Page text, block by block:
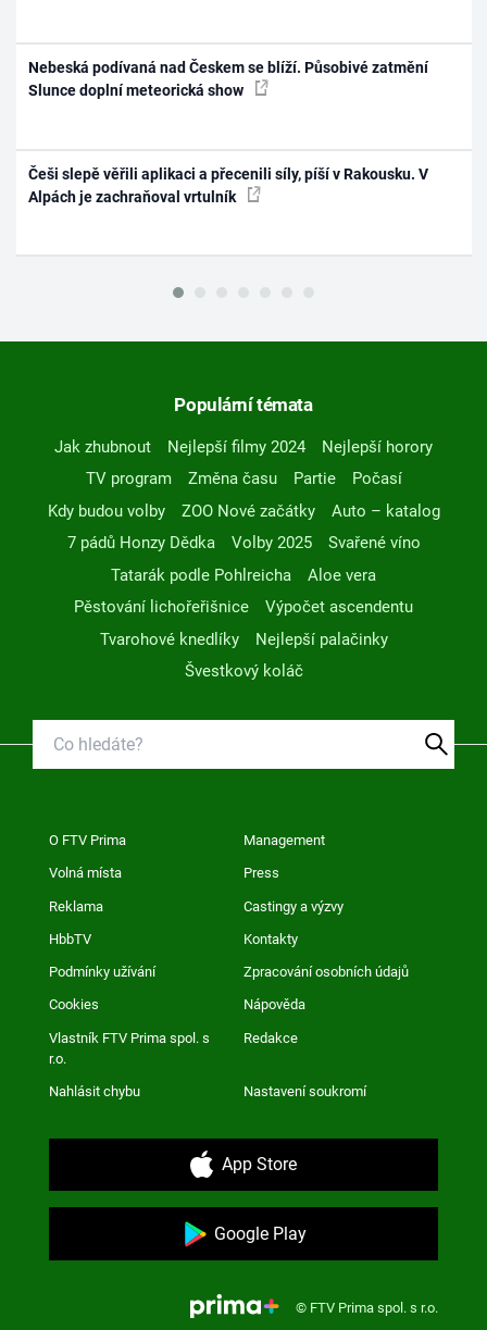
Nebeská podívaná nad Českem se blíží. Působivé zatmění
Slunce doplní meteorická show
Češi slepě věřili aplikaci a přecenili síly, píší v Rakousku. V
Alpách je zachraňoval vrtulník
Populární témata
Jak zhubnout Nejlepší filmy 2024
Nejlepší horory
TV program
Změna času Partie
Počasí
Kdy budou volby
ZOO Nové začátky
Auto – katalog
7 pádů Honzy Dědka
Volby 2025
Svařené víno
Tatarák podle Pohlreicha
Aloe vera
Pěstování lichořeřišnice
Výpočet ascendentu
Tvarohové knedlíky
Nejlepší palačinky
Švestkový koláč
O FTV Prima Management
Volná místa Press
Reklama Castingy a výzvy
HbbTV Kontakty
Podmínky užívání Zpracování osobních údajů
Cookies Nápověda
Vlastník FTV Prima spol. s
r.o.
Redakce
Nahlásit chybu Nastavení soukromí
App Store
Google Play
© FTV Prima spol. s r.o.